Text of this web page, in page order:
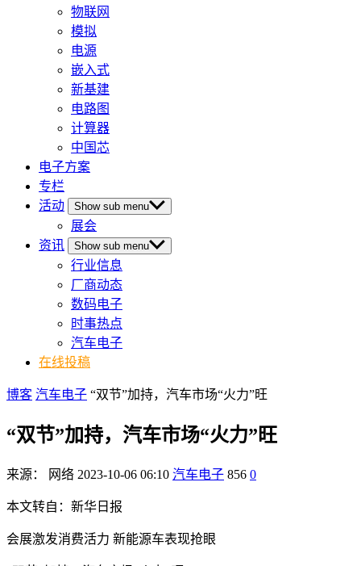
物联网
模拟
电源
嵌入式
新基建
电路图
计算器
中国芯
电子方案
专栏
活动
Show sub menu
展会
资讯
Show sub menu
行业信息
厂商动态
数码电子
时事热点
汽车电子
在线投稿
博客 汽车电子 “双节”加持，汽车市场“火力”旺
“双节”加持，汽车市场“火力”旺
来源： 网络 2023-10-06 06:10 汽车电子 856 0
本文转自：新华日报
会展激发消费活力 新能源车表现抢眼